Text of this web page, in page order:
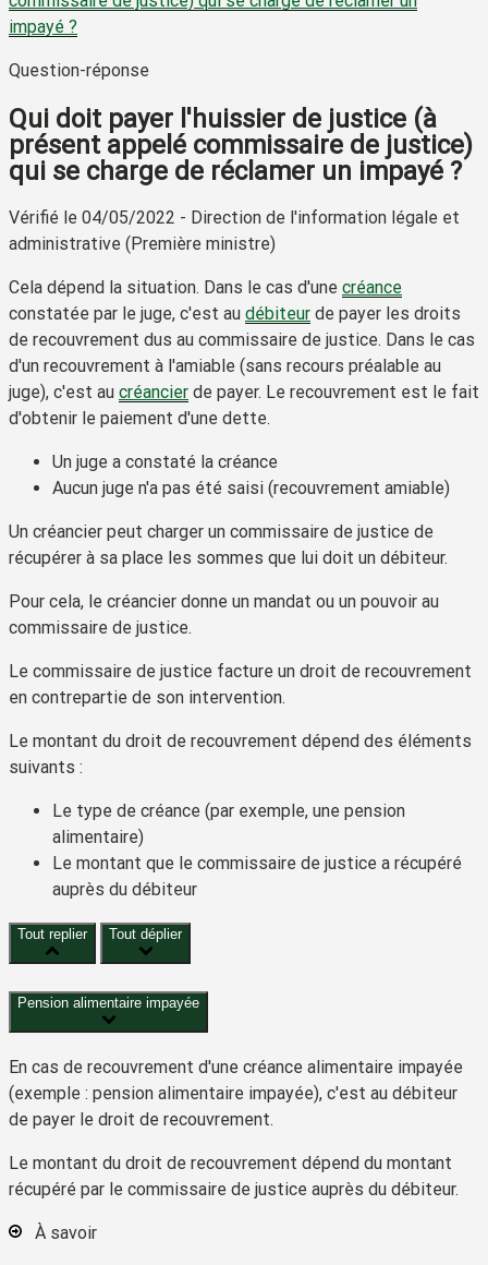
impayé ?
Question-réponse
Qui doit payer l'huissier de justice (à
présent appelé commissaire de justice)
qui se charge de réclamer un impayé ?
Vérifié le 04/05/2022 - Direction de l'information légale et
administrative (Première ministre)
Cela dépend la situation. Dans le cas d'une créance
constatée par le juge, c'est au débiteur de payer les droits
de recouvrement dus au commissaire de justice. Dans le cas
d'un recouvrement à l'amiable (sans recours préalable au
juge), c'est au créancier de payer. Le recouvrement est le fait
d'obtenir le paiement d'une dette.
Un juge a constaté la créance
Aucun juge n'a pas été saisi (recouvrement amiable)
Un créancier peut charger un commissaire de justice de
récupérer à sa place les sommes que lui doit un débiteur.
Pour cela, le créancier donne un mandat ou un pouvoir au
commissaire de justice.
Le commissaire de justice facture un droit de recouvrement
en contrepartie de son intervention.
Le montant du droit de recouvrement dépend des éléments
suivants :
Le type de créance (par exemple, une pension
alimentaire)
Le montant que le commissaire de justice a récupéré
auprès du débiteur
Tout replier Tout déplier
Pension alimentaire impayée
En cas de recouvrement d'une créance alimentaire impayée
(exemple : pension alimentaire impayée), c'est au débiteur
de payer le droit de recouvrement.
Le montant du droit de recouvrement dépend du montant
récupéré par le commissaire de justice auprès du débiteur.
À savoir